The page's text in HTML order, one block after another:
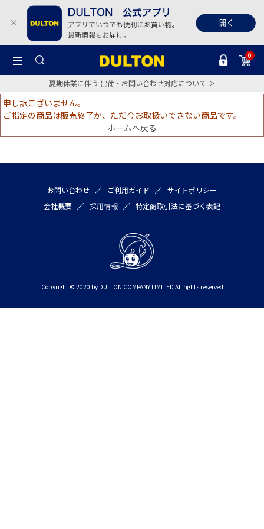
0
夏期休業に伴う 出荷・お問い合わせ対応について ＞
申し訳ございません。
ご指定の商品は販売終了か、ただ今お取扱いできない商品です。
ホームへ戻る
お問い合わせ ご利用ガイド
サイトポリシー
会社概要
採用情報 特定商取引法に基づく表記
Copyright © 2020 by DULTON COMPANY LIMITED All rights reserved